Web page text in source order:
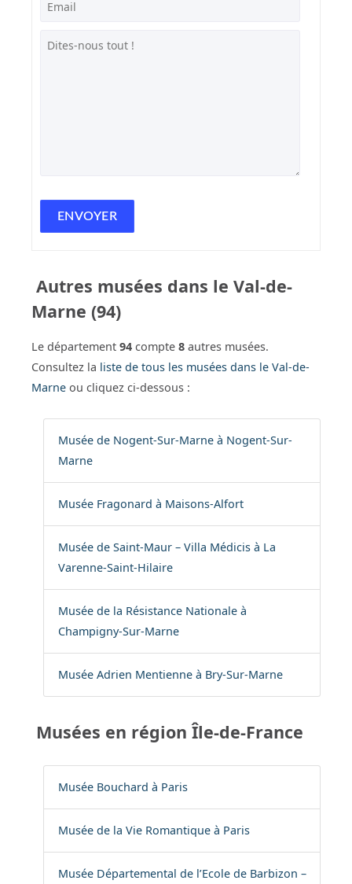
Autres musées dans le Val-de-
Marne (94)
Le département 94 compte 8 autres musées.
Consultez la liste de tous les musées dans le Val-de-
Marne ou cliquez ci-dessous :
Musée de Nogent-Sur-Marne à Nogent-Sur-
Marne
Musée Fragonard à Maisons-Alfort
Musée de Saint-Maur – Villa Médicis à La
Varenne-Saint-Hilaire
Musée de la Résistance Nationale à
Champigny-Sur-Marne
Musée Adrien Mentienne à Bry-Sur-Marne
Musées en région Île-de-France
Musée Bouchard à Paris
Musée de la Vie Romantique à Paris
Musée Départemental de l’Ecole de Barbizon –